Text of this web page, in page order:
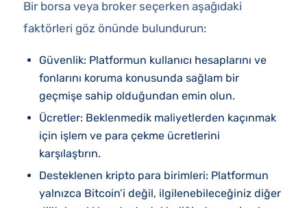
Bir borsa veya broker seçerken aşağıdaki
faktörleri göz önünde bulundurun:
Güvenlik: Platformun kullanıcı hesaplarını ve
fonlarını koruma konusunda sağlam bir
geçmişe sahip olduğundan emin olun.
Ücretler: Beklenmedik maliyetlerden kaçınmak
için işlem ve para çekme ücretlerini
karşılaştırın.
Desteklenen kripto para birimleri: Platformun
yalnızca Bitcoin’i değil, ilgilenebileceğiniz diğer